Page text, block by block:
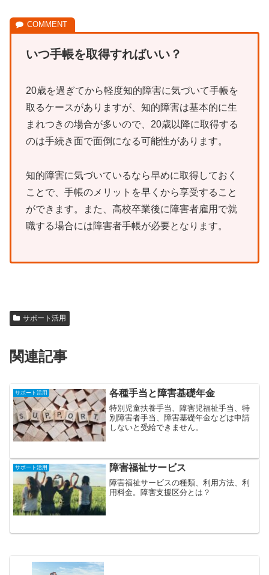
いつ手帳を取得すればいい？
20歳を過ぎてから軽度知的障害に気づいて手帳を
取るケースがありますが、知的障害は基本的に生
まれつきの場合が多いので、20歳以降に取得する
のは手続き面で面倒になる可能性があります。
知的障害に気づいているなら早めに取得しておく
ことで、手帳のメリットを早くから享受すること
ができます。また、高校卒業後に障害者雇用で就
職する場合には障害者手帳が必要となります。
サポート活用
関連記事
サポート活用 各種手当と障害基礎年金
特別児童扶養手当、障害児福祉手当、特
別障害者手当、障害基礎年金などは申請
しないと受給できません。
サポート活用 障害福祉サービス
障害福祉サービスの種類、利用方法、利
用料金。障害支援区分とは？